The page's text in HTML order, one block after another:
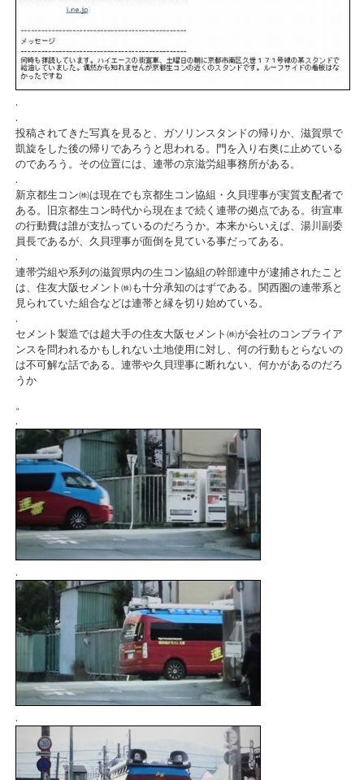
投稿されてきた写真を見ると、ガソリンスタンドの帰りか、滋賀県で
凱旋をした後の帰りであろうと思われる。門を入り右奥に止めている
のであろう。その位置には、連帯の京滋労組事務所がある。
新京都生コン㈱は現在でも京都生コン協組・久貝理事が実質支配者で
ある。旧京都生コン時代から現在まで続く連帯の拠点である。街宣車
の行動費は誰が支払っているのだろうか。本来からいえば、湯川副委
員長であるが、久貝理事が面倒を見ている事だってある。
連帯労組や系列の滋賀県内の生コン協組の幹部連中が逮捕されたこと
は、住友大阪セメント㈱も十分承知のはずである。関西圏の連帯系と
見られていた組合などは連帯と縁を切り始めている。
セメント製造では超大手の住友大阪セメント㈱が会社のコンプライア
ンスを問われるかもしれない土地使用に対し、何の行動もとらないの
は不可解な話である。連帯や久貝理事に断れない、何かがあるのだろ
うか
。
.
.
.